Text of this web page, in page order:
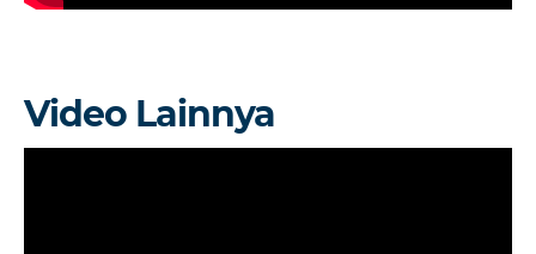
Video Lainnya